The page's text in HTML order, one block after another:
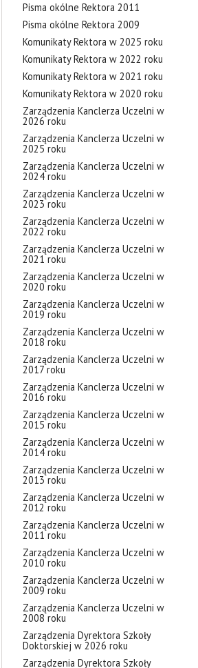
Pisma okólne Rektora 2011
Pisma okólne Rektora 2009
Komunikaty Rektora w 2025 roku
Komunikaty Rektora w 2022 roku
Komunikaty Rektora w 2021 roku
Komunikaty Rektora w 2020 roku
Zarządzenia Kanclerza Uczelni w
2026 roku
Zarządzenia Kanclerza Uczelni w
2025 roku
Zarządzenia Kanclerza Uczelni w
2024 roku
Zarządzenia Kanclerza Uczelni w
2023 roku
Zarządzenia Kanclerza Uczelni w
2022 roku
Zarządzenia Kanclerza Uczelni w
2021 roku
Zarządzenia Kanclerza Uczelni w
2020 roku
Zarządzenia Kanclerza Uczelni w
2019 roku
Zarządzenia Kanclerza Uczelni w
2018 roku
Zarządzenia Kanclerza Uczelni w
2017 roku
Zarządzenia Kanclerza Uczelni w
2016 roku
Zarządzenia Kanclerza Uczelni w
2015 roku
Zarządzenia Kanclerza Uczelni w
2014 roku
Zarządzenia Kanclerza Uczelni w
2013 roku
Zarządzenia Kanclerza Uczelni w
2012 roku
Zarządzenia Kanclerza Uczelni w
2011 roku
Zarządzenia Kanclerza Uczelni w
2010 roku
Zarządzenia Kanclerza Uczelni w
2009 roku
Zarządzenia Kanclerza Uczelni w
2008 roku
Zarządzenia Dyrektora Szkoły
Doktorskiej w 2026 roku
Zarządzenia Dyrektora Szkoły